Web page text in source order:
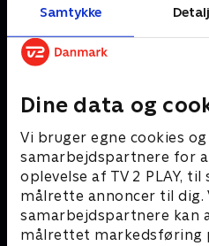
Samtykke
Dine data og
Vi bruger egne cookies
samarbejdspartnere for
oplevelse af TV 2 PLAY,
målrette annoncer til dig.
samarbejdspartnere kan
målrettet markedsføring
Kræver
Mere indhold fra